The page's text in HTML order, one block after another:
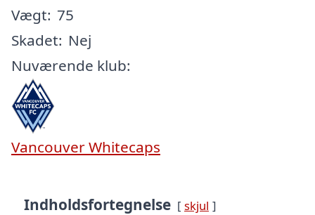
Vægt: 75
Skadet: Nej
Nuværende klub:
Vancouver Whitecaps
Indholdsfortegnelse skjul